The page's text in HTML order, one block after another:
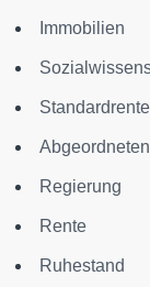
Immobilien
Regierung
Rente
Ruhestand